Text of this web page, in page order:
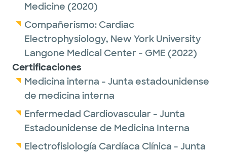
Medicine (2020)
Compañerismo: Cardiac
Electrophysiology, New York University
Langone Medical Center - GME (2022)
Certificaciones
Medicina interna - Junta estadounidense
de medicina interna
Enfermedad Cardiovascular - Junta
Estadounidense de Medicina Interna
Electrofisiología Cardíaca Clínica - Junta